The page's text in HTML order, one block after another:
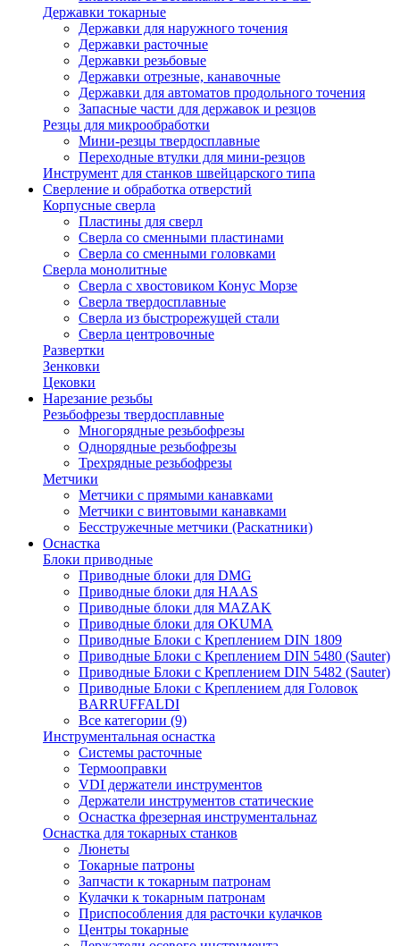
Державки токарные
Державки для наружного точения
Державки расточные
Державки резьбовые
Державки отрезные, канавочные
Державки для автоматов продольного точения
Запасные части для державок и резцов
Резцы для микрообработки
Мини-резцы твердосплавные
Переходные втулки для мини-резцов
Инструмент для станков швейцарского типа
Сверление и обработка отверстий
Корпусные сверла
Пластины для сверл
Сверла со сменными пластинами
Сверла со сменными головками
Сверла монолитные
Сверла с хвостовиком Конус Морзе
Сверла твердосплавные
Сверла из быстрорежущей стали
Сверла центровочные
Развертки
Зенковки
Цековки
Нарезание резьбы
Резьбофрезы твердосплавные
Многорядные резьбофрезы
Однорядные резьбофрезы
Трехрядные резьбофрезы
Метчики
Метчики с прямыми канавками
Метчики с винтовыми канавками
Бесстружечные метчики (Раскатники)
Оснастка
Блоки приводные
Приводные блоки для DMG
Приводные блоки для HAAS
Приводные блоки для MAZAK
Приводные блоки для OKUMA
Приводные Блоки с Креплением DIN 1809
Приводные Блоки с Креплением DIN 5480 (Sauter)
Приводные Блоки с Креплением DIN 5482 (Sauter)
Приводные Блоки с Креплением для Головок
BARRUFFALDI
Все категории (9)
Инструментальная оснастка
Системы расточные
Термооправки
VDI держатели инструментов
Держатели инструментов статические
Оснастка фрезерная инструментальнаz
Оснастка для токарных станков
Люнеты
Токарные патроны
Запчасти к токарным патронам
Кулачки к токарным патронам
Приспособления для расточки кулачков
Центры токарные